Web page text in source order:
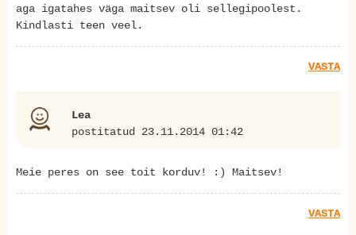
aga igatahes väga maitsev oli sellegipoolest.
Kindlasti teen veel.
VASTA
Lea
postitatud 23.11.2014 01:42
Meie peres on see toit korduv! :) Maitsev!
VASTA